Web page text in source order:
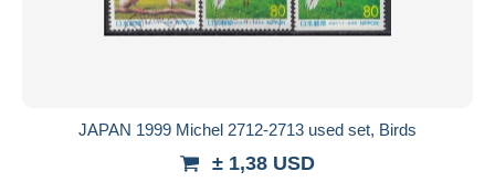
Aggiorna
JAPAN 1999 Michel 2712-2713 used set, Birds
± 1,38 USD